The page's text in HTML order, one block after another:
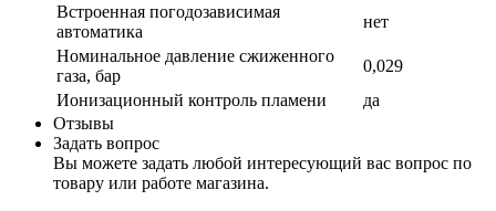
Встроенная погодозависимая
автоматика
нет
Номинальное давление сжиженного
газа, бар
0,029
Ионизационный контроль пламени
да
Отзывы
Задать вопрос
Вы можете задать любой интересующий вас вопрос по
товару или работе магазина.